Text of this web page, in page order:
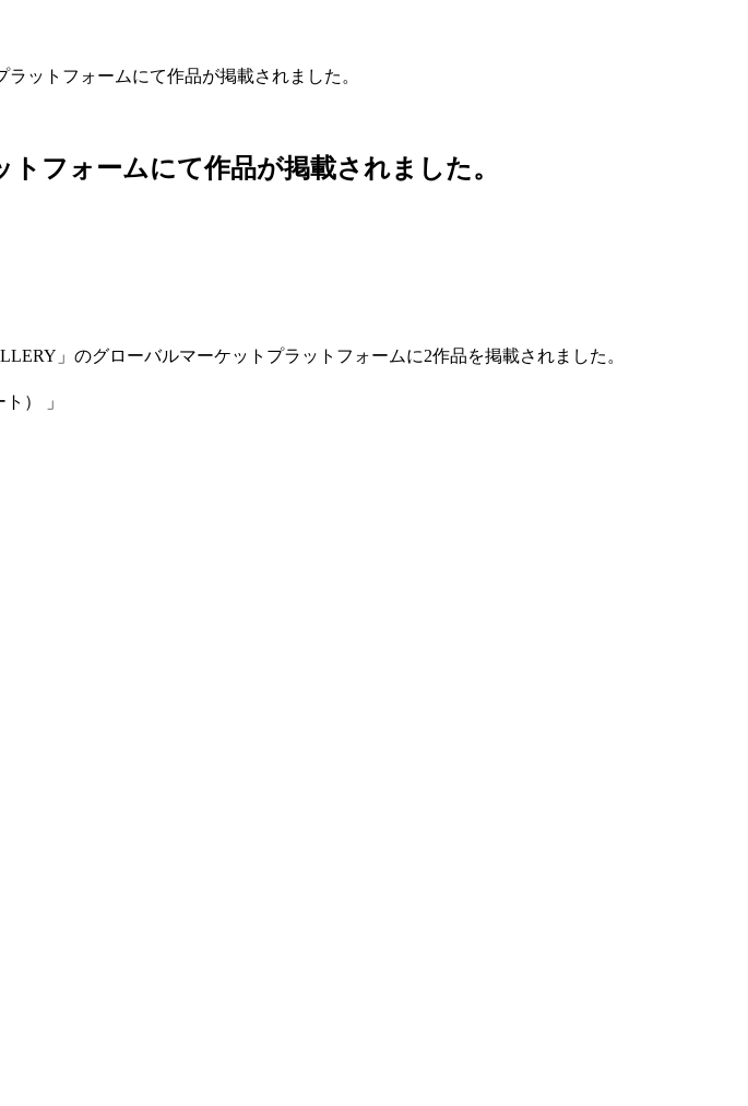
ットフォームにて作品が掲載されました。
フォームにて作品が掲載されました。
」のグローバルマーケットプラットフォームに2作品を掲載されました。
） 」